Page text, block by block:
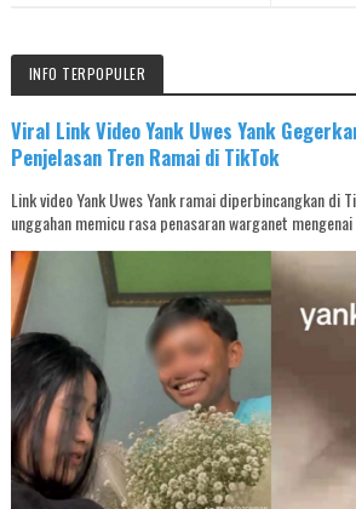
INFO TERPOPULER
Viral Link Video Yank Uwes Yank
Penjelasan Tren Ramai di TikTok
Link video Yank Uwes Yank ramai diperbincangkan di
unggahan memicu rasa penasaran warganet mengenai